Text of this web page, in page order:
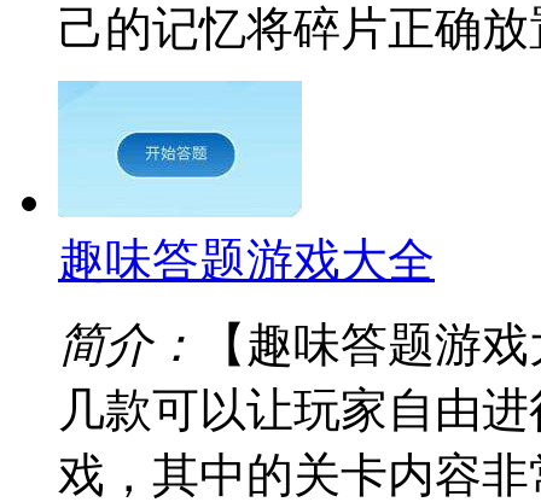
己的记忆将碎片正确
趣味答题游戏大全
简介：
【趣味答题游
几款可以让玩家自由
戏，其中的关卡内容